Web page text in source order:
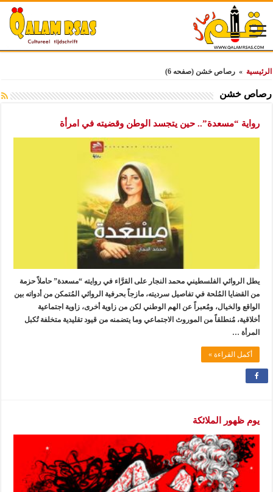
الرئيسية » رصاص خشن(صفحه 6)
رصاص خشن
رواية “مسعدة”.. حين يتجسد الوطن وقضيته في امرأة
يطل الروائي الفلسطيني محمد النجار على القرَّاء في روايته “مسعدة” حاملاً حزمة
من القضايا المُلحة في تفاصيل سرديته، مازجاً بحرفية الروائي المُتمكن من أدواته بين
الواقع والخيال، ومُعبراً عن الهم الوطني لكن من زاوية أخرى، زاوية اجتماعية
أخلاقية، مُنطلقاً من الموروث الاجتماعي وما يتضمنه من قيود تقليدية متخلفة تُكبل
المرأة …
أكمل القراءة »
يوم ظهور الملائكة